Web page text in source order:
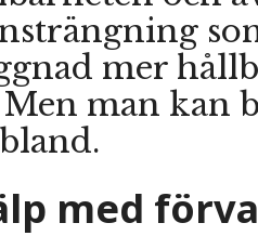
mer
man kan
med